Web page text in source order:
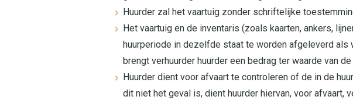
Huurder zal het vaartuig zonder schriftelijke
Het vaartuig en de inventaris (zoals kaarten, ankers,
huurperiode in dezelfde staat te worden afgeleverd als
brengt verhuurder huurder een bedrag ter waarde van
Huurder dient voor afvaart te controleren of de in de
dit niet het geval is, dient huurder hiervan, voor afvaart,